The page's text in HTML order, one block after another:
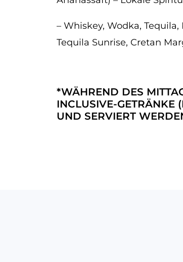
– Whiskey, Wodka,
Tequila Sunrise, Cretan
*WÄHREND DES
INCLUSIVE-GETRÄNKE
UND SERVIERT